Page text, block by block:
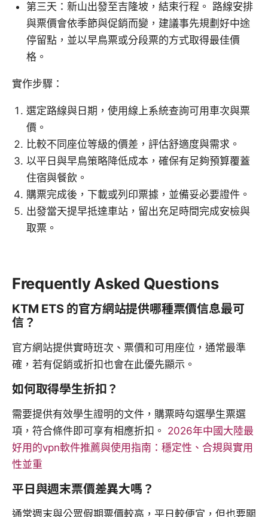
第三天：新山出發至吉隆坡，結束行程。 路線安排
與票價會依季節與促銷而變，建議事先規劃好中途
停留點，並以早鳥票或分段票的方式取得最佳價
格。
實作步驟：
選定路線與日期，使用線上系統查詢可用車次與票
價。
比較不同座位等級的價差，評估舒適度與需求。
以平日與早鳥策略降低成本，確保有足夠預算覆蓋
住宿與餐飲。
購票完成後，下載或列印票據，並備妥必要證件。
出發當天提早抵達車站，留出充足時間完成安檢與
取票。
Frequently Asked Questions
KTM ETS 的官方網站提供哪種票價信息最可
信？
官方網站提供實時班次、票價和可用座位，通常最準
確，若有促銷或折扣也會在此優先顯示。
如何取得學生折扣？
需要提供有效學生證明的文件，購票時勾選學生票選
項，符合條件即可享有相應折扣。 2026年中國大陸最
好用的vpn軟件推薦與使用指南：穩定性、合規與實用
性並重
平日與週末票價差異大嗎？
通常週末與公眾假期票價較高，平日較便宜，但也要關